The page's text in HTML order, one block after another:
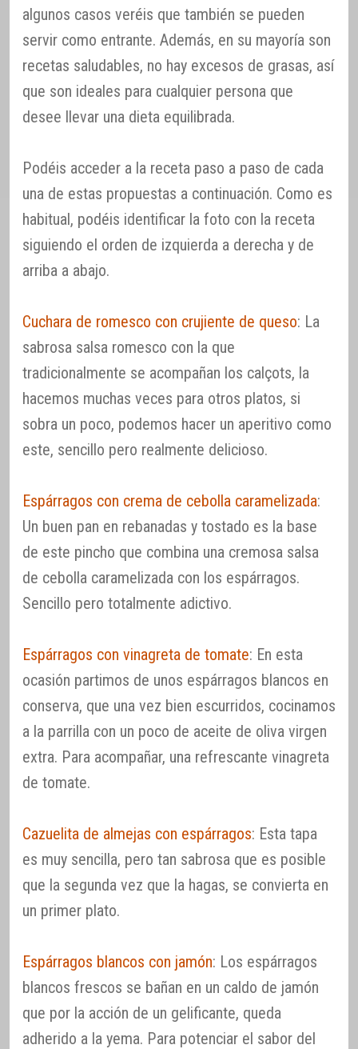
algunos casos veréis que también se pueden
servir como entrante. Además, en su mayoría son
recetas saludables, no hay excesos de grasas, así
que son ideales para cualquier persona que
desee llevar una dieta equilibrada.
Podéis acceder a la receta paso a paso de cada
una de estas propuestas a continuación. Como es
habitual, podéis identificar la foto con la receta
siguiendo el orden de izquierda a derecha y de
arriba a abajo.
Cuchara de romesco con crujiente de queso: La
sabrosa salsa romesco con la que
tradicionalmente se acompañan los calçots, la
hacemos muchas veces para otros platos, si
sobra un poco, podemos hacer un aperitivo como
este, sencillo pero realmente delicioso.
Espárragos con crema de cebolla caramelizada:
Un buen pan en rebanadas y tostado es la base
de este pincho que combina una cremosa salsa
de cebolla caramelizada con los espárragos.
Sencillo pero totalmente adictivo.
Espárragos con vinagreta de tomate: En esta
ocasión partimos de unos espárragos blancos en
conserva, que una vez bien escurridos, cocinamos
a la parrilla con un poco de aceite de oliva virgen
extra. Para acompañar, una refrescante vinagreta
de tomate.
Cazuelita de almejas con espárragos: Esta tapa
es muy sencilla, pero tan sabrosa que es posible
que la segunda vez que la hagas, se convierta en
un primer plato.
Espárragos blancos con jamón: Los espárragos
blancos frescos se bañan en un caldo de jamón
que por la acción de un gelificante, queda
adherido a la yema. Para potenciar el sabor del